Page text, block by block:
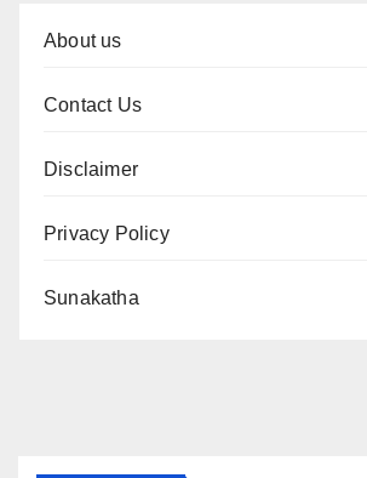
About us
Contact Us
Disclaimer
Privacy Policy
Sunakatha